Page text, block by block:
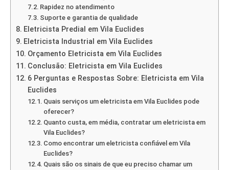
Rapidez no atendimento
Suporte e garantia de qualidade
Eletricista Predial em Vila Euclides
Eletricista Industrial em Vila Euclides
Orçamento Eletricista em Vila Euclides
Conclusão: Eletricista em Vila Euclides
6 Perguntas e Respostas Sobre: Eletricista em Vila
Euclides
Quais serviços um eletricista em Vila Euclides pode
oferecer?
Quanto custa, em média, contratar um eletricista em
Vila Euclides?
Como encontrar um eletricista confiável em Vila
Euclides?
Quais são os sinais de que eu preciso chamar um